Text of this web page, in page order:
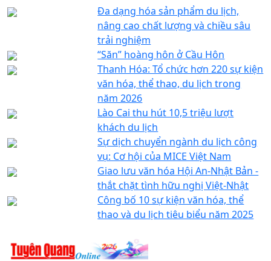
Đa dạng hóa sản phẩm du lịch,
nâng cao chất lượng và chiều sâu
trải nghiệm
“Săn” hoàng hôn ở Cầu Hôn
Thanh Hóa: Tổ chức hơn 220 sự kiện
văn hóa, thể thao, du lịch trong
năm 2026
Lào Cai thu hút 10,5 triệu lượt
khách du lịch
Sự dịch chuyển ngành du lịch công
vụ: Cơ hội của MICE Việt Nam
Giao lưu văn hóa Hội An-Nhật Bản -
thắt chặt tình hữu nghị Việt-Nhật
Công bố 10 sự kiện văn hóa, thể
thao và du lịch tiêu biểu năm 2025